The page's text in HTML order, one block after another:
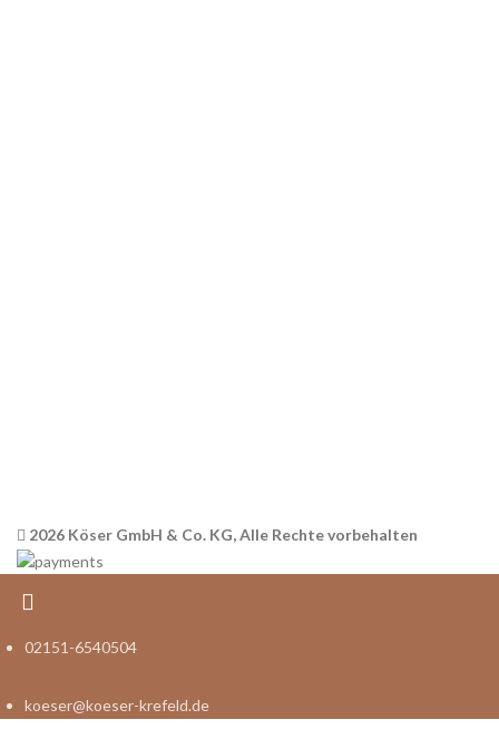
2026 Köser GmbH & Co. KG, Alle Rechte vorbehalten
02151-6540504
koeser@koeser-krefeld.de